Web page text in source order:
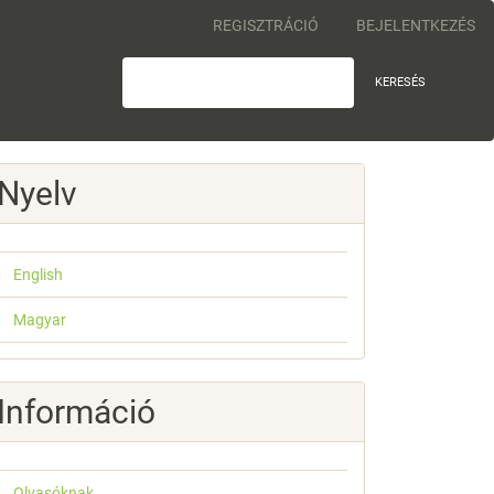
REGISZTRÁCIÓ BEJELENTKEZÉS
KERESÉS
Nyelv
English
Magyar
Információ